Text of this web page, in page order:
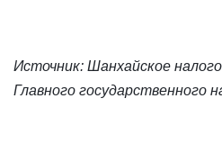
Источник: Шанхайское
Главного государственного